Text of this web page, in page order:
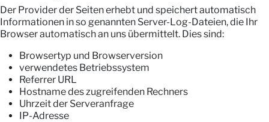
Der Provider der Seiten erhebt und speichert automatisch
Informationen in so genannten Server-Log-Dateien, die Ihr
Browser automatisch an uns übermittelt. Dies sind:
Browsertyp und Browserversion
verwendetes Betriebssystem
Referrer URL
Hostname des zugreifenden Rechners
Uhrzeit der Serveranfrage
IP-Adresse